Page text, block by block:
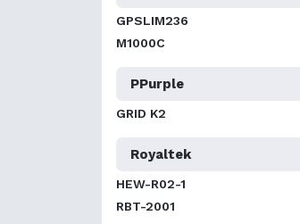
GPSLIM236
M1000C
PPurple
GRID K2
Royaltek
HEW-R02-1
RBT-2001